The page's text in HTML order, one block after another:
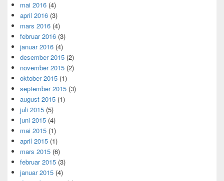
mai 2016 (4)
april 2016 (3)
mars 2016 (4)
februar 2016 (3)
januar 2016 (4)
desember 2015 (2)
november 2015 (2)
oktober 2015 (1)
september 2015 (3)
august 2015 (1)
juli 2015 (5)
juni 2015 (4)
mai 2015 (1)
april 2015 (1)
mars 2015 (6)
februar 2015 (3)
januar 2015 (4)